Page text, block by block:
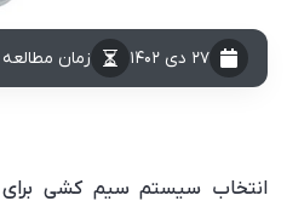
۲۷ دی ۱۴۰۲ زمان مطالعه : 6
انتخاب سیستم سیم کشی